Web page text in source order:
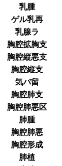
乳腫
ゲル乳再
乳腺ラ
胸腔拡胸支
胸腔縦悪支
胸腔縦支
気バ留
胸腔肺支
胸腔肺悪区
肺腫
胸腔肺悪
胸腔形成
肺植